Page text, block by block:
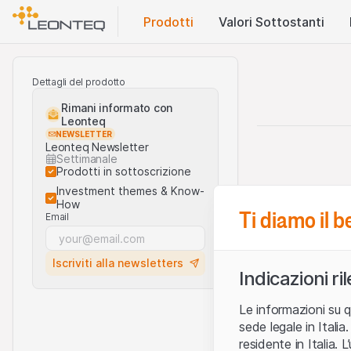
Prodotti Valori Sottostanti
Dettagli del prodotto
Rimani informato con
Leonteq
NEWSLETTER
Leonteq Newsletter
Settimanale
Prodotti in sottoscrizione
Investment themes & Know-
How
Email
Iscriviti alla newsletters
Ti diamo il
Indicazioni
Le informazioni su
sede legale in
residente in Italia.